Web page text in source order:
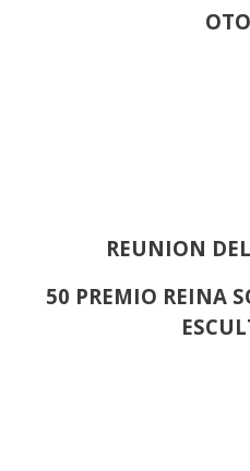
REUNION
50 PREMIO REINA